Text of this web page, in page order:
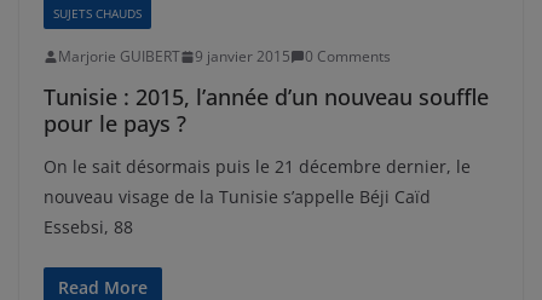
SUJETS CHAUDS
Marjorie GUIBERT 9 janvier 2015 0 Comments
Tunisie : 2015, l’année d’un nouveau souffle
pour le pays ?
On le sait désormais puis le 21 décembre dernier, le
nouveau visage de la Tunisie s’appelle Béji Caïd
Essebsi, 88
Read More